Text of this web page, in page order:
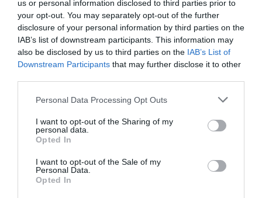
us or personal information disclosed to third parties prior to
your opt-out. You may separately opt-out of the further
disclosure of your personal information by third parties on the
IAB’s list of downstream participants. This information may
also be disclosed by us to third parties on the IAB’s List of
Downstream Participants that may further disclose it to other
Personal Data Processing Opt Outs
I want to opt-out of the Sharing of my
personal data.
Opted In
I want to opt-out of the Sale of my
Personal Data.
Opted In
Πολιτισμό στοCulturenow.gr
Νέοι Διαγωνισμοί❯
Tags
ΚΑΜΕΡΑΤΑ - ΟΡΧΗΣΤΡΑ ΤΩΝ ΦΙΛΩΝ ΤΗΣ ΜΟΥΣΙΚΗΣ
ΜΟΛΙΕΡΟΣ
ΝΑΝΤΙΑ ΚΟΝΤΟΓΕΩΡΓΗ